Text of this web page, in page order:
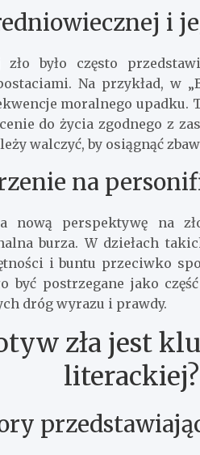
i
było często
Na przykład, w
moralnego upadku.
do życia zgodnego z
walczyć, by osiągnąć
na
nową perspektywę na
burza. W dziełach
i buntu przeciwko
być postrzegane jako
dróg wyrazu i prawdy.
zła jest
literackiej?